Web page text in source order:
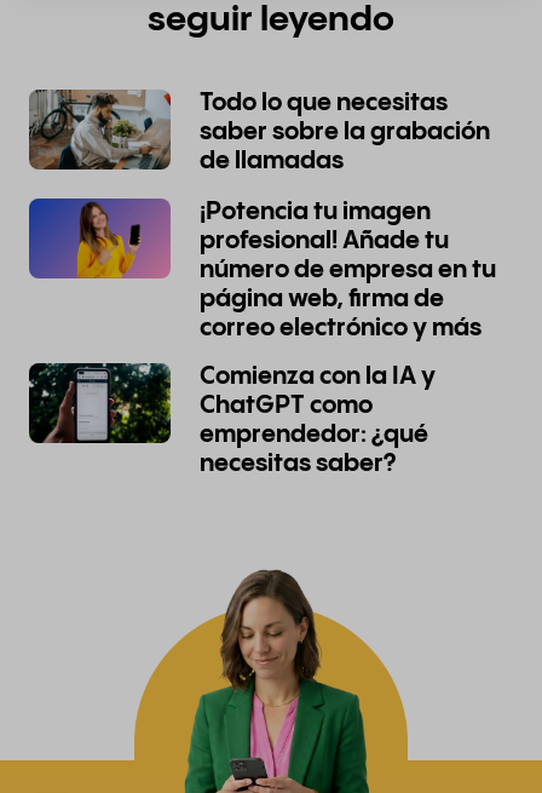
seguir leyendo
Todo lo que necesitas
saber sobre la grabación
de llamadas
¡Potencia tu imagen
profesional! Añade tu
número de empresa en tu
página web, firma de
correo electrónico y más
Comienza con la IA y
ChatGPT como
emprendedor: ¿qué
necesitas saber?